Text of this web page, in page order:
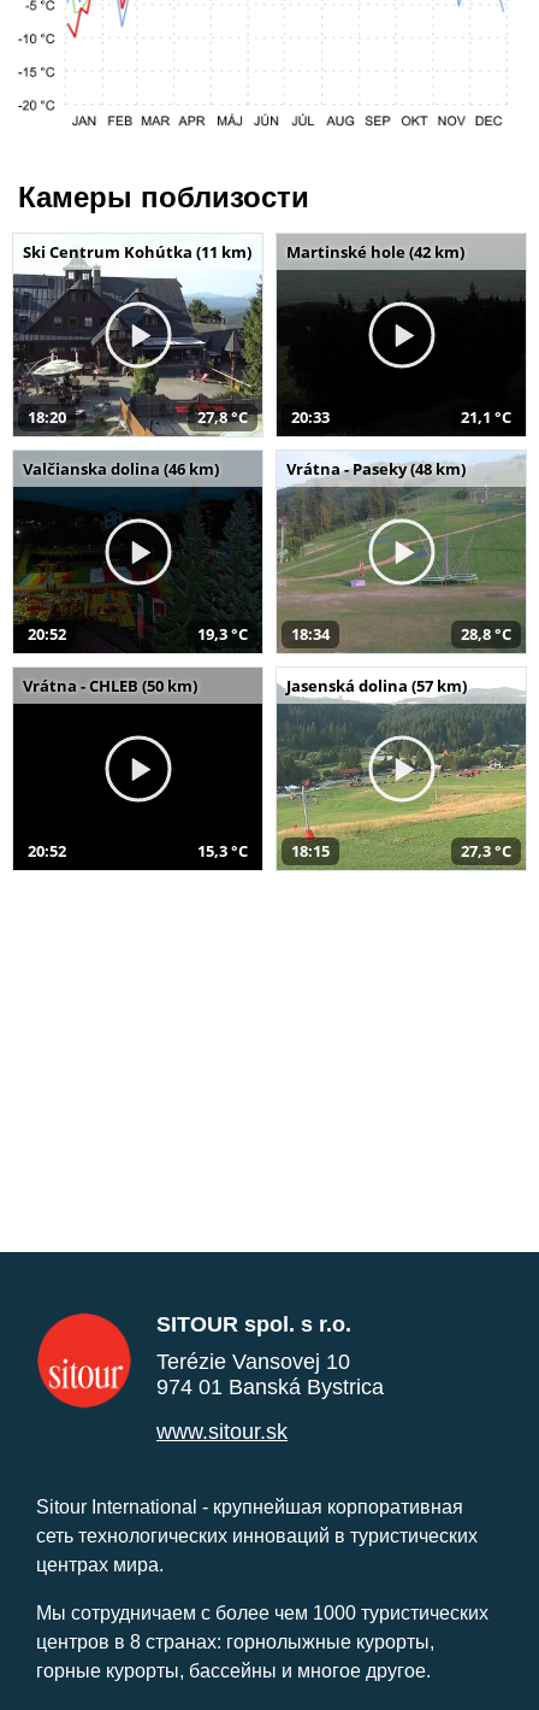
Камеры поблизости
Ski Centrum Kohútka (11 km)
18:20 27,8 °C
Martinské hole (42 km)
20:33 21,1 °C
Valčianska dolina (46 km)
20:52 19,3 °C
Vrátna - Paseky (48 km)
18:34 28,8 °C
Vrátna - CHLEB (50 km)
20:52 15,3 °C
Jasenská dolina (57 km)
18:15 27,3 °C
SITOUR spol. s r.o.
Terézie Vansovej 10
974 01 Banská Bystrica
www.sitour.sk
Sitour International - крупнейшая корпоративная
сеть технологических инноваций в туристических
центрах мира.
Мы сотрудничаем с более чем 1000 туристических
центров в 8 странах: горнолыжные курорты,
горные курорты, бассейны и многое другое.